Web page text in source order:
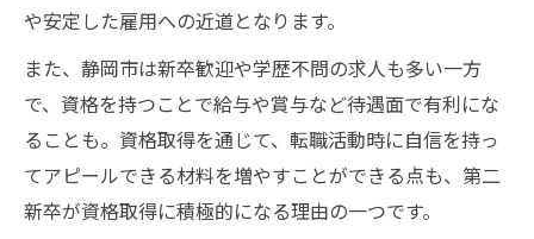
第二新卒が未経験から始める資格取得の道
静岡市で未経験OK職種へ挑戦する第二新卒
第二新卒が資格を活かして成長する環境
未経験から資格取得で働き方を変える方法
静岡市で第二新卒が描くキャリアの可能性
安定した将来を描くための資格戦略とは
や安定した雇用への近道となります。
また、静岡市は新卒歓迎や学歴不問の求人も多い一方
で、資格を持つことで給与や賞与など待遇面で有利にな
ることも。資格取得を通じて、転職活動時に自信を持っ
てアピールできる材料を増やすことができる点も、第二
新卒が資格取得に積極的になる理由の一つです。